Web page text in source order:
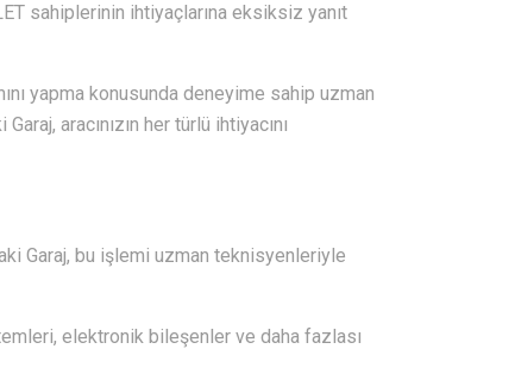
sahiplerinin ihtiyaçlarına eksiksiz yanıt
yapma konusunda deneyime sahip uzman
aracınızın her türlü ihtiyacını
Garaj, bu işlemi uzman teknisyenleriyle
elektronik bileşenler ve daha fazlası